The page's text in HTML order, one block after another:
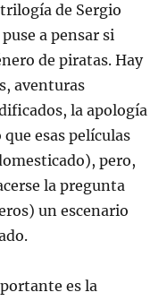
de Sergio
a pensar si
de piratas. Hay
aventuras
la apología
esas películas
pero,
la pregunta
un escenario
es la